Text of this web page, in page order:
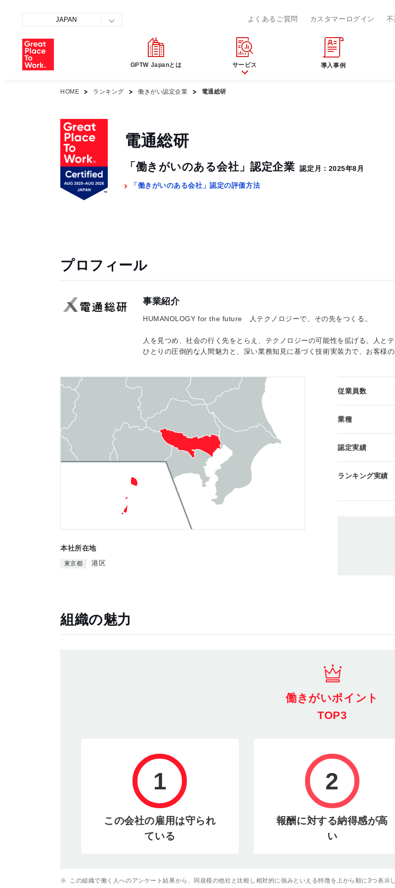
GPTW Japanとは サービス 導入事例
よくあるご質問 カスタマーログイン 不
JAPAN
HOME ランキング 働きがい認定企業 電通総研
電通総研
「働きがいのある会社」認定企業 認定月：2025年8月
「働きがいのある会社」認定の評価方法
プロフィール
事業紹介
HUMANOLOGY for the future 人テクノロジーで、その先をつくる。
人を見つめ、社会の行く先をとらえ、テクノロジーの可能性を拡げる。人と
ひとりの圧倒的な人間魅力と、深い業務知見に基づく技術実装力で、お客様
本社所在地
東京都 港区
従業員数
業種
認定実績
ランキング実績
組織の魅力
働きがいポイント
TOP3
1
この会社の雇用は守られ
ている
2
報酬に対する納得感が高
い
※ この組織で働く人へのアンケート結果から、同規模の他社と比較し相対的に強みといえる特徴を上から順に3つ表示